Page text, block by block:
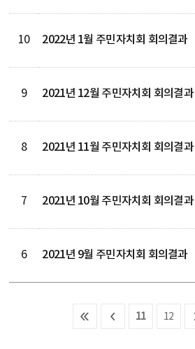
10 2022년 1월 주민자치회 회의결과
9 2021년 12월 주민자치회 회의결과
8 2021년 11월 주민자치회 회의결과
7 2021년 10월 주민자치회 회의결과
6 2021년 9월 주민자치회 회의결과
11 12